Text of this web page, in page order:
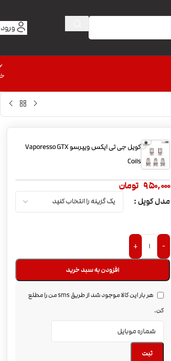
کویل جی تی ایکس ویپرسو Vaporesso GTX
Coils
950,000 تومان
مدل کویل
-
+
افزودن به سبد خرید
هر بار این کالا موجود شد از طریق sms من را مطلع
کن.
ثبت